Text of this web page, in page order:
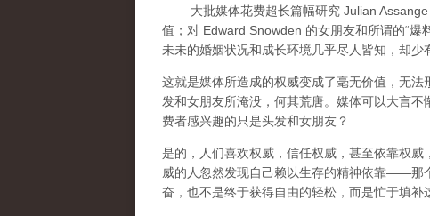
—— 大批媒体花费超长篇幅研究 Julian
值；对 Edward Snowden 的女朋友和所谓的“
未未的婚姻状况和成长环境几乎尽人皆知，却
这就是媒体所造成的权威变成了毫无价值，无
发和女朋友所淹没，何其荒唐。媒体可以大言
费者感兴趣的只是头发和女朋友？
是的，人们喜欢权威，信任权威，甚至依靠权
威的人忽然发现自己赖以生存的精神依靠——
奋，也不是终于获得自由的轻松，而是忙于填补